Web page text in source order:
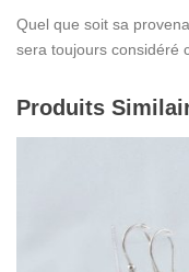
Quel que soit sa
sera toujours considéré
Produits